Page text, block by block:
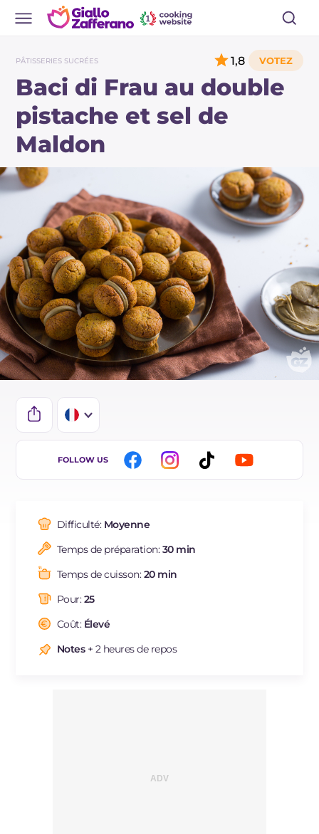
PÂTISSERIES SUCRÉES
Baci di Frau au double
pistache et sel de
Maldon
1,8
IT
ES
BR
NL
FOLLOW US
Difficulté: Moyenne
Temps de préparation:30 min
Temps de cuisson:20 min
Pour:25
Coût: Élevé
Notes+ 2 heures de repos